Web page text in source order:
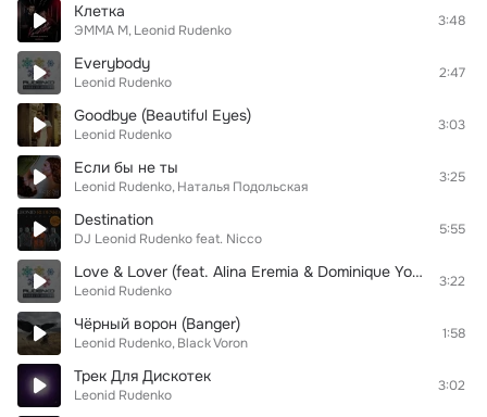
Клетка
ЭММА М Leonid Rudenko
3:48
Everybody
Leonid Rudenko
2:47
Goodbye (Beautiful Eyes)
Leonid Rudenko
3:03
Если бы не ты
Leonid Rudenko Наталья Подольская
3:25
Destination
DJ Leonid Rudenko feat. Nicco
5:55
Love & Lover (feat. Alina Eremia & Dominique Young Unique)
Leonid Rudenko
3:22
Чёрный ворон (Banger)
Leonid Rudenko Black Voron
1:58
Трек Для Дискотек
Leonid Rudenko
3:02